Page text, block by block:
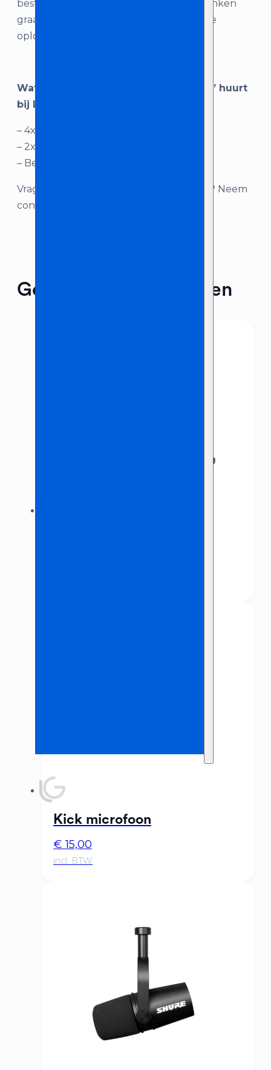
beste bij jouw gelegenheid past? We denken
graag met je mee om samen tot de beste
oplossing te komen!
Wat je krijgt als je ‘HK Audio Actorset’ huurt
bij Licht en Geluid Zeeland:
– 4x HK Audio basspeaker
– 2x HK Audio topspeaker
– Bekabeling
Vragen over dit product, of advies nodig? Neem
contact met ons op!
Gerelateerde producten
Kick microfoon
€ 15,00